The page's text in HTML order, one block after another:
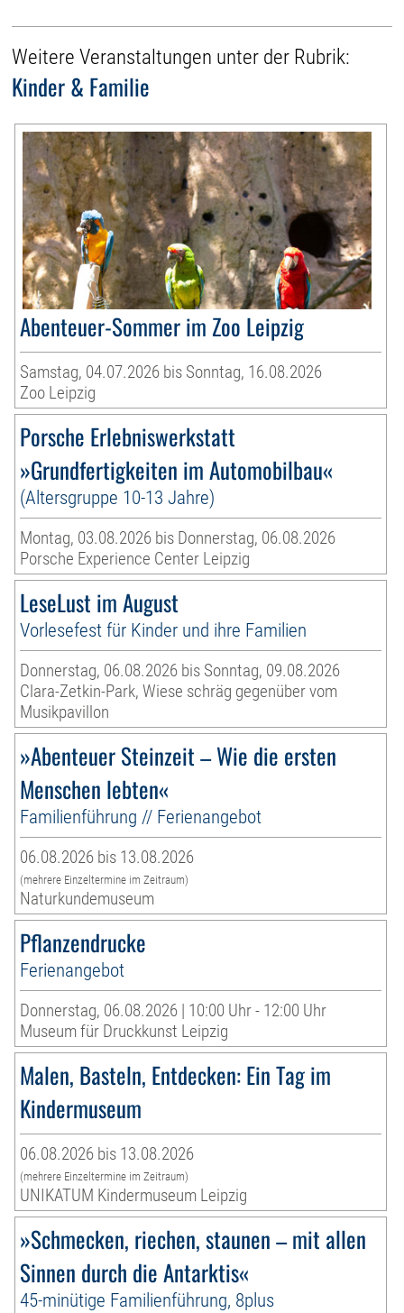
Weitere Veranstaltungen unter der Rubrik:
Kinder & Familie
Abenteuer-Sommer im Zoo Leipzig
Samstag, 04.07.2026 bis Sonntag, 16.08.2026
Zoo Leipzig
Porsche Erlebniswerkstatt
»Grundfertigkeiten im Automobilbau«
(Altersgruppe 10-13 Jahre)
Montag, 03.08.2026 bis Donnerstag, 06.08.2026
Porsche Experience Center Leipzig
LeseLust im August
Vorlesefest für Kinder und ihre Familien
Donnerstag, 06.08.2026 bis Sonntag, 09.08.2026
Clara-Zetkin-Park, Wiese schräg gegenüber vom
Musikpavillon
»Abenteuer Steinzeit – Wie die ersten
Menschen lebten«
Familienführung // Ferienangebot
06.08.2026 bis 13.08.2026
(mehrere Einzeltermine im Zeitraum)
Naturkundemuseum
Pflanzendrucke
Ferienangebot
Donnerstag, 06.08.2026 | 10:00 Uhr - 12:00 Uhr
Museum für Druckkunst Leipzig
Malen, Basteln, Entdecken: Ein Tag im
Kindermuseum
06.08.2026 bis 13.08.2026
(mehrere Einzeltermine im Zeitraum)
UNIKATUM Kindermuseum Leipzig
»Schmecken, riechen, staunen – mit allen
Sinnen durch die Antarktis«
45-minütige Familienführung, 8plus